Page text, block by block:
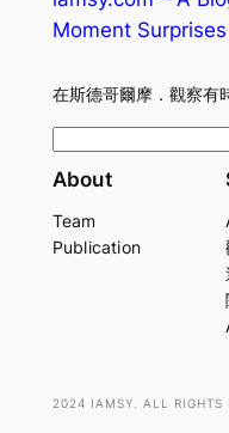
Moment Surprises
在斯德哥爾摩．觀察有
e
r
About
Team
Publication
2024 IAMSY. ALL RIGHTS